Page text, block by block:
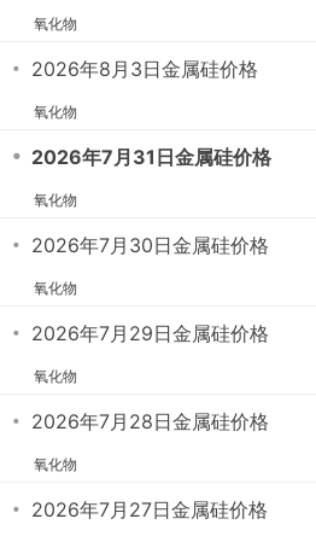
氧化物
・ 2026年8月3日金属硅价格
氧化物
・ 2026年7月31日金属硅价格
氧化物
・ 2026年7月30日金属硅价格
氧化物
・ 2026年7月29日金属硅价格
氧化物
・ 2026年7月28日金属硅价格
氧化物
・ 2026年7月27日金属硅价格